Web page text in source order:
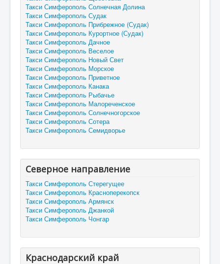
Такси Симферополь Солнечная Долина
Такси Симферополь Судак
Такси Симферополь Прибрежное (Судак)
Такси Симферополь Курортное (Судак)
Такси Симферополь Дачное
Такси Симферополь Веселое
Такси Симферополь Новый Свет
Такси Симферополь Морское
Такси Симферополь Приветное
Такси Симферополь Канака
Такси Симферополь Рыбачье
Такси Симферополь Малореченское
Такси Симферополь Солнечногорское
Такси Симферополь Сотера
Такси Симферополь Семидворье
Северное направление
Такси Симферополь Стерегущее
Такси Симферополь Красноперекопск
Такси Симферополь Армянск
Такси Симферополь Джанкой
Такси Симферополь Чонгар
Краснодарский край